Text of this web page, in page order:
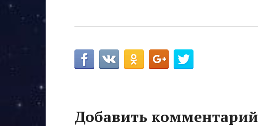
Добавить комментарий